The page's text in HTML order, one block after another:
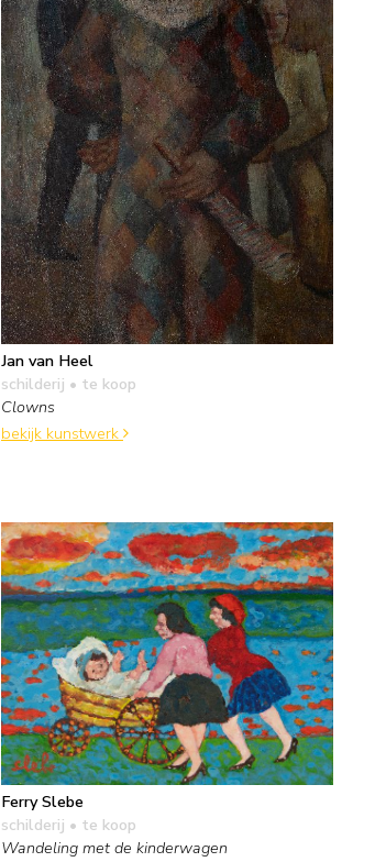
Jan van Heel
schilderij • te koop
Clowns
bekijk kunstwerk
Ferry Slebe
schilderij • te koop
Wandeling met de kinderwagen